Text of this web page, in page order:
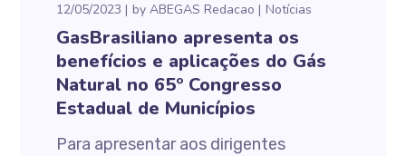
12/05/2023 byABEGAS Redacao Notícias
GasBrasiliano apresenta os
benefícios e aplicações do Gás
Natural no 65º Congresso
Estadual de Municípios
Para apresentar aos dirigentes